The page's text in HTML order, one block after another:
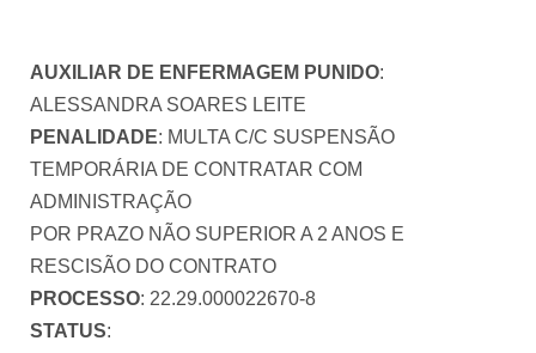
AUXILIAR DE ENFERMAGEM PUNIDO:
ALESSANDRA SOARES LEITE
PENALIDADE: MULTA C/C SUSPENSÃO
TEMPORÁRIA DE CONTRATAR COM
ADMINISTRAÇÃO
POR PRAZO NÃO SUPERIOR A 2 ANOS E
RESCISÃO DO CONTRATO
PROCESSO: 22.29.000022670-8
STATUS: